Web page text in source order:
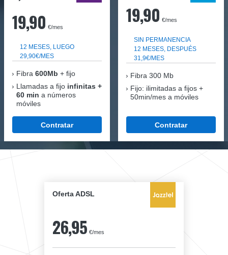
19,90 €/mes
12 MESES, LUEGO
29,90€/MES
Fibra 600Mb + fijo
Llamadas a fijo infinitas +
60 min a números
móviles
Contratar
19,90 €/mes
SIN PERMANENCIA
12 MESES, DESPUÉS
31,9€/MES
Fibra 300 Mb
Fijo: ilimitadas a fijos +
50min/mes a móviles
Contratar
Oferta ADSL
26,95 €/mes